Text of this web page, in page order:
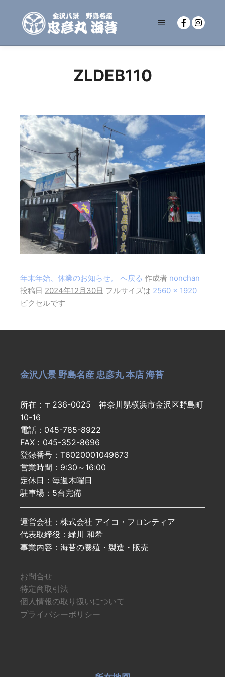
ZLDEB110
年末年始、休業のお知らせ。 へ戻る 作成者 nonchan
投稿日 2024年12月30日 フルサイズは 2560 × 1920
ピクセルです
金沢八景 野島名産 忠彦丸 本店 海苔
所在：〒236-0025 神奈川県横浜市金沢区野島町
10-16
電話：045-785-8922
FAX：045-352-8696
登録番号：T6020001049673
営業時間：9:30～16:00
定休日：毎週木曜日
駐車場：5台完備
運営会社：株式会社 アイコ・フロンティア
代表取締役：緑川 和希
事業内容：海苔の養殖・製造・販売
お問合せ
特定商取引法
個人情報の取り扱いについて
プライバシーポリシー